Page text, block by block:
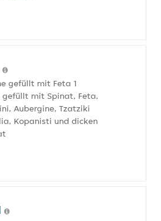
gefüllt mit Feta 1
mit Spinat, Feta,
Aubergine, Tzatziki
Kopanisti und dicken